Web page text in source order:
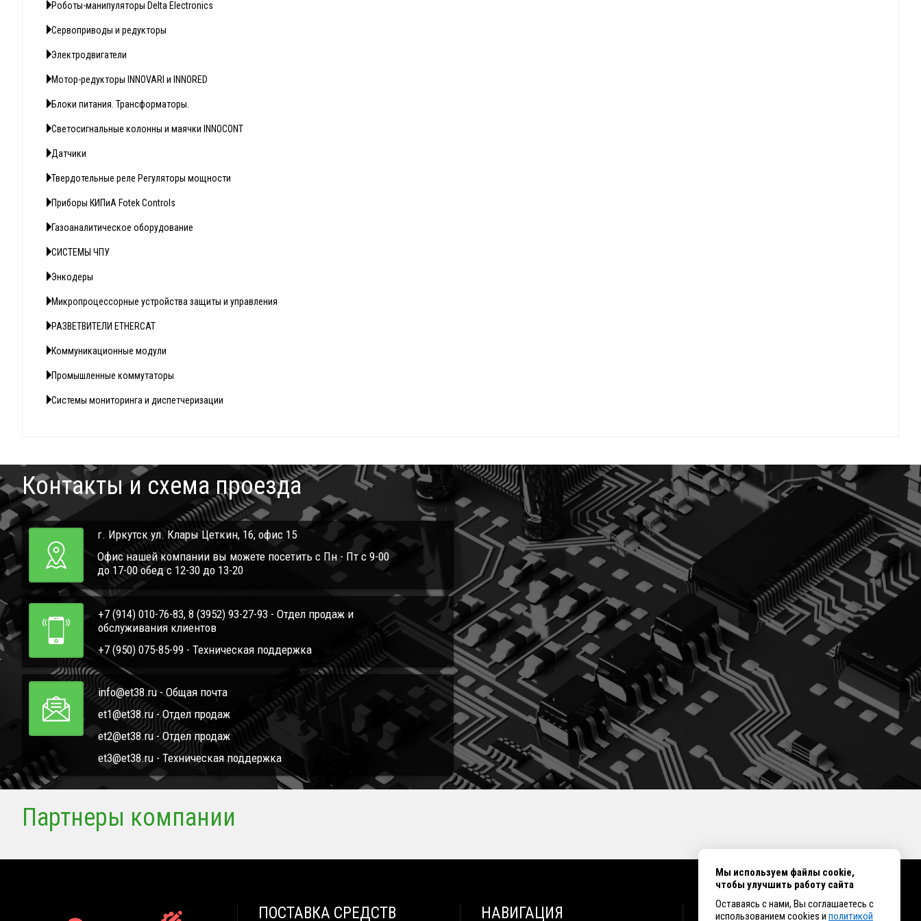
Роботы-манипуляторы Delta Electronics
Сервоприводы и редукторы
Электродвигатели
Мотор-редукторы INNOVARI и INNORED
Блоки питания. Трансформаторы.
Светосигнальные колонны и маячки INNOCONT
Датчики
Твердотельные реле Регуляторы мощности
Приборы КИПиА Fotek Controls
Газоаналитическое оборудование
СИСТЕМЫ ЧПУ
Энкодеры
Микропроцессорные устройства защиты и управления
РАЗВЕТВИТЕЛИ ETHERCAT
Коммуникационные модули
Промышленные коммутаторы
Системы мониторинга и диспетчеризации
Контакты и схема проезда
г. Иркутск ул. Клары Цеткин, 16, офис 15
Офис нашей компании вы можете посетить с Пн - Пт с 9-00
до 17-00 обед с 12-30 до 13-20
+7 (914) 010-76-83, 8 (3952) 93-27-93 - Отдел продаж и
обслуживания клиентов
+7 (950) 075-85-99 - Техническая поддержка
info@et38.ru - Общая почта
et1@et38.ru - Отдел продаж
et2@et38.ru - Отдел продаж
et3@et38.ru - Техническая поддержка
Партнеры компании
ПОСТАВКА СРЕДСТВ НАВИГАЦИЯ КОНТАКТЫ
Мы используем файлы cookie,
чтобы улучшить работу сайта
Оставаясь с нами, Вы соглашаетесь с
использованием cookies и политикой